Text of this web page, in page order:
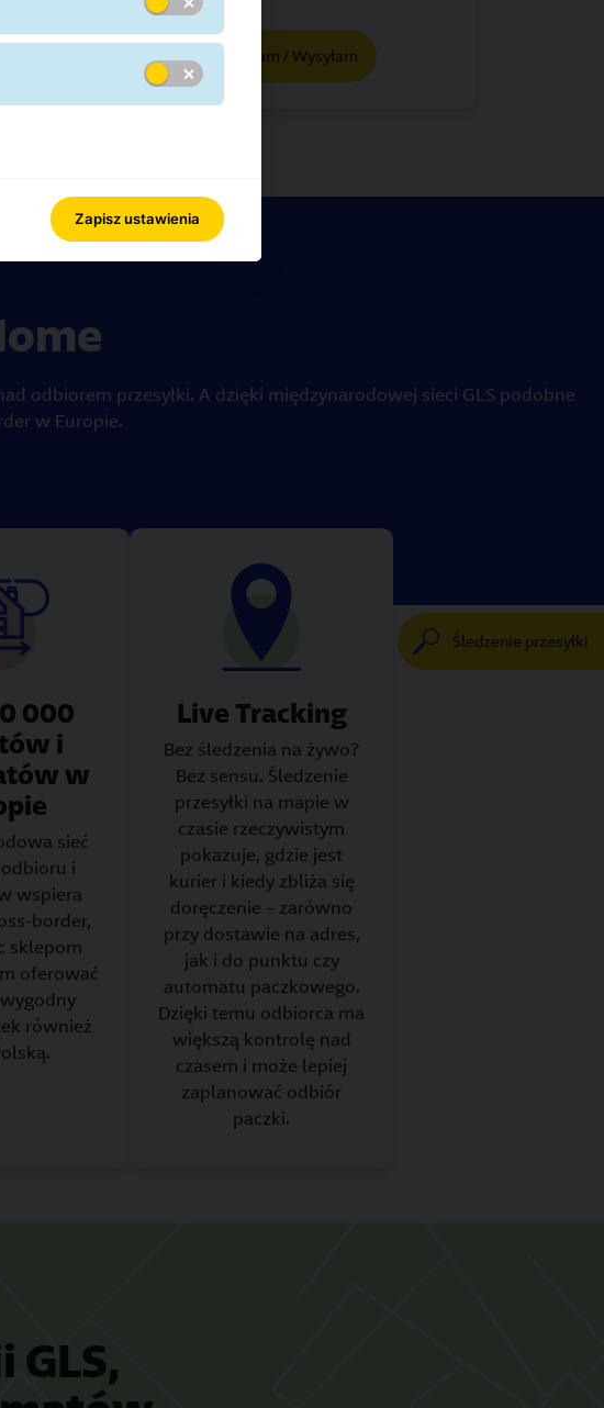
Odbieram / Wysyłam
odbiorem przesyłki. A dzięki międzynarodowej sieci GLS podobne
w Europie.
000
i
w
sieć
i
wspiera
border,
sklepom
oferować
również
Live Tracking
Bez śledzenia na żywo?
Bez sensu. Śledzenie
przesyłki na mapie w
czasie rzeczywistym
pokazuje, gdzie jest
kurier i kiedy zbliża się
doręczenie – zarówno
przy dostawie na adres,
jak i do punktu czy
automatu paczkowego.
Dzięki temu odbiorca ma
większą kontrolę nad
czasem i może lepiej
zaplanować odbiór
paczki.
Śledzenie przesyłki
Zapisz ustawienia